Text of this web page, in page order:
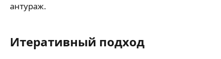
антураж.
Итеративный подход